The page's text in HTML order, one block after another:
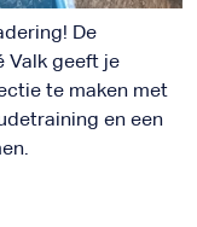
De
Valk geeft je
te maken met
en een